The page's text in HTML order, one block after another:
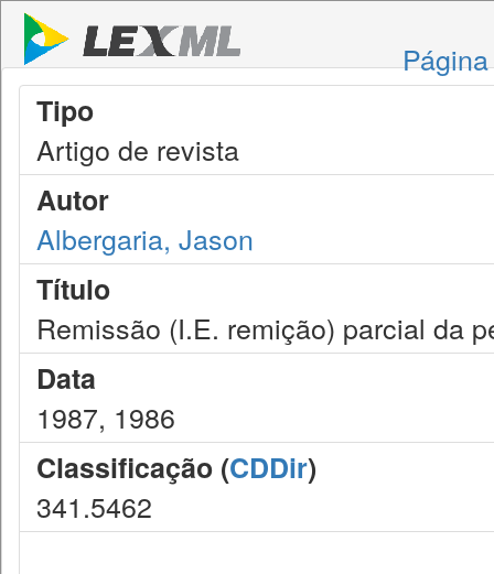
Tipo
Artigo de revista
Autor
Albergaria, Jason
Título
Remissão (I.E. remição) parcial da
Data
1987, 1986
Classificação (CDDir)
341.5462